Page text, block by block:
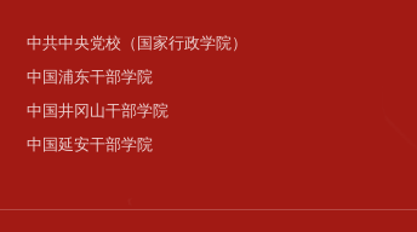
中共中央党校（国家行政学院）
中国浦东干部学院
中国井冈山干部学院
中国延安干部学院